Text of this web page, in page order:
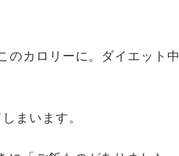
のカロリーに。ダイエット中
まいます。